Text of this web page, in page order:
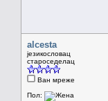
alcesta
језикословац
староседелац
Ван мреже
Пол: